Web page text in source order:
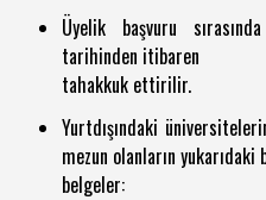
Üyelik başvuru
tarihinden itibaren
tahakkuk ettirilir.
Yurtdışındaki
mezun olanların
belgeler: